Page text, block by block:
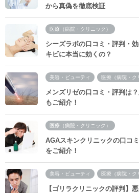
から真偽を徹底検証
医療（病院・クリニック）
シーズラボの口コミ・評判・
キビに本当に効くの？
美容・ビューティ 医療（病院・ク
メンズリゼの口コミ・評判は
もご紹介！
医療（病院・クリニック）
AGAスキンクリニックの口コ
をご紹介！
美容・ビューティ 医療（病院・ク
【ゴリラクリニックの評判】